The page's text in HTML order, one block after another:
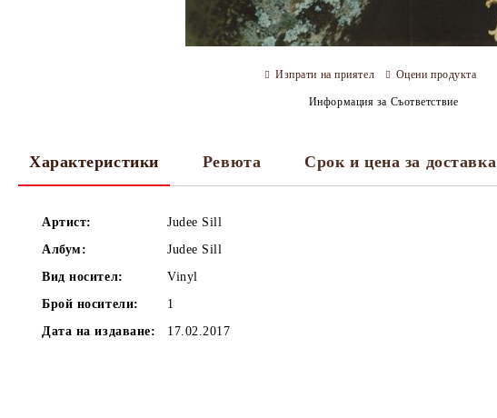
Изпрати на приятел Оцени продукта
Информация за Съответствие
Характеристики Ревюта Срок и цена за доставка
Артист:
Judee Sill
Албум:
Judee Sill
Вид носител:
Vinyl
Брой носители:
1
Дата на издаване:
17.02.2017